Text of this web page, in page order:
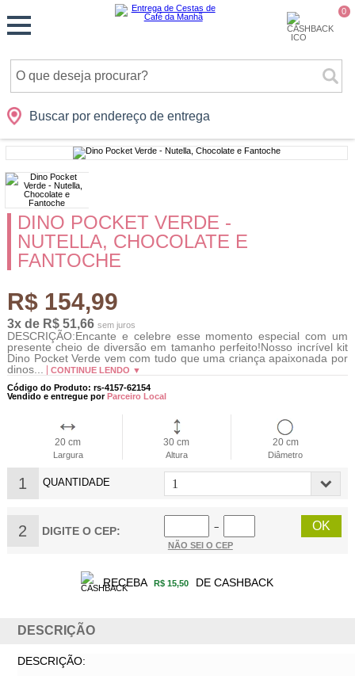
0
Buscar por endereço de entrega
Cidades Presentes Datas Shopping
Monte
sua
Cesta
DINO POCKET VERDE -
NUTELLA, CHOCOLATE E
FANTOCHE
R$ 154,99
3x de R$ 51,66 sem juros
DESCRIÇÃO:Encante e celebre esse momento especial com um
presente cheio de diversão em tamanho perfeito!Nosso incrível kit
Dino Pocket Verde vem com tudo que uma criança apaixonada por
dinos...
CONTINUE LENDO ▼
Código do Produto: rs-4157-62154
Vendido e entregue porParceiro Local
20 cm
Largura
30 cm
Altura
20 cm
Diâmetro
1 QUANTIDADE
2 DIGITE O CEP:
−
NÃO SEI O CEP
RECEBA R$ 15,50 DE CASHBACK
DESCRIÇÃO
DESCRIÇÃO: